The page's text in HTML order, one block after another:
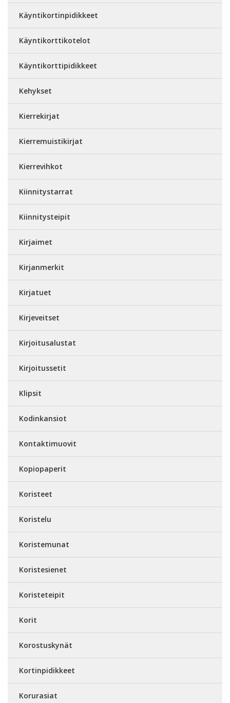
Käyntikortinpidikkeet
Käyntikorttikotelot
Käyntikorttipidikkeet
Kehykset
Kierrekirjat
Kierremuistikirjat
Kierrevihkot
Kiinnitystarrat
Kiinnitysteipit
Kirjaimet
Kirjanmerkit
Kirjatuet
Kirjeveitset
Kirjoitusalustat
Kirjoitussetit
Klipsit
Kodinkansiot
Kontaktimuovit
Kopiopaperit
Koristeet
Koristelu
Koristemunat
Koristesienet
Koristeteipit
Korit
Korostuskynät
Kortinpidikkeet
Korurasiat